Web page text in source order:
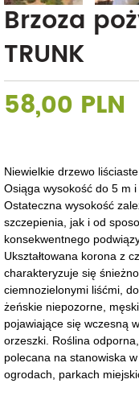
Brzoza
TRUNK
58,00 PLN
Niewielkie drzewo
Osiąga wysokość do 5 m
Ostateczna wysokość
szczepienia, jak i od
konsekwentnego
Ukształtowana korona z
charakteryzuje się
ciemnozielonymi liśćmi,
żeńskie niepozorne,
pojawiające się wczesną
orzeszki. Roślina
polecana na stanowiska w
ogrodach, parkach